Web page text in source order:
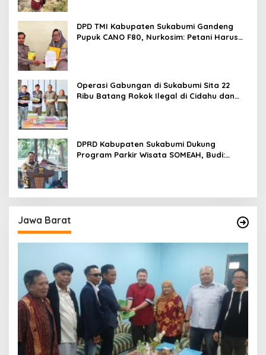
DPD TMI Kabupaten Sukabumi Gandeng
Pupuk CANO F80, Nurkosim: Petani Harus
Operasi Gabungan di Sukabumi Sita 22
Ribu Batang Rokok Ilegal di Cidahu dan
DPRD Kabupaten Sukabumi Dukung
Program Parkir Wisata SOMEAH, Budi:
Jawa Barat